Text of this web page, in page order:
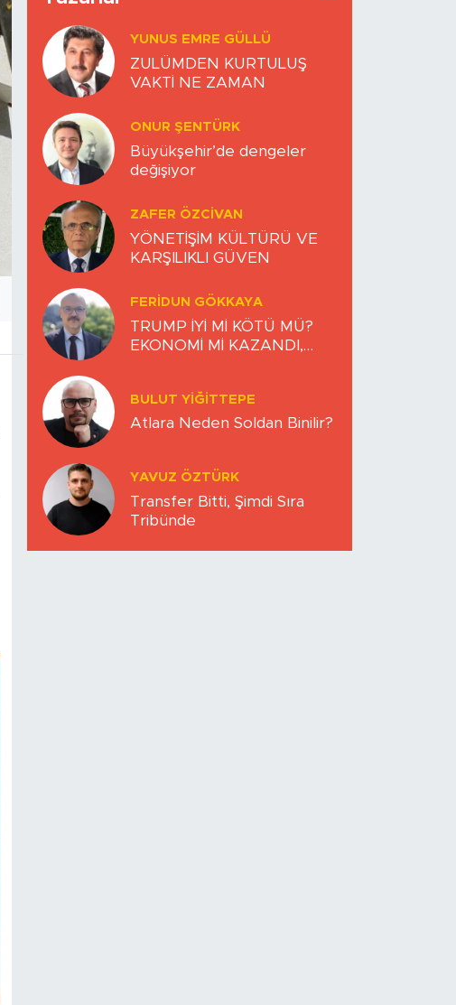
YUNUS EMRE GÜLLÜ
ZULÜMDEN KURTULUŞ
VAKTİ NE ZAMAN
ONUR ŞENTÜRK
Büyükşehir’de dengeler
değişiyor
ZAFER ÖZCIVAN
YÖNETİŞİM KÜLTÜRÜ VE
KARŞILIKLI GÜVEN
FERIDUN GÖKKAYA
TRUMP İYİ Mİ KÖTÜ MÜ?
EKONOMİ Mİ KAZANDI,
BULUT YİĞİTTEPE
Atlara Neden Soldan Binilir?
YAVUZ ÖZTÜRK
Transfer Bitti, Şimdi Sıra
Tribünde